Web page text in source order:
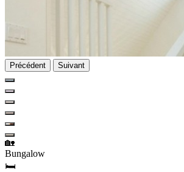
Précédent Suivant
🏡
Bungalow
🛏